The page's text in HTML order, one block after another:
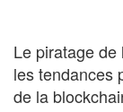
Le piratage de
les tendances
de la